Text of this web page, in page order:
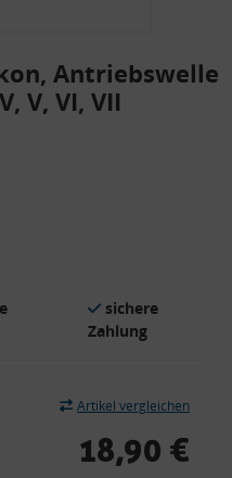
Antriebswelle
V, VI, VII
sichere
Zahlung
Artikel vergleichen
18,90 €